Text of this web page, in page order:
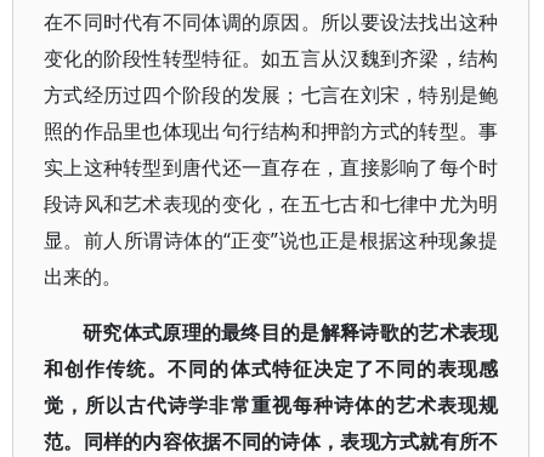
在不同时代有不同体调的原因。所以要设法找出这种
变化的阶段性转型特征。如五言从汉魏到齐梁，结构
方式经历过四个阶段的发展；七言在刘宋，特别是鲍
照的作品里也体现出句行结构和押韵方式的转型。事
实上这种转型到唐代还一直存在，直接影响了每个时
段诗风和艺术表现的变化，在五七古和七律中尤为明
显。前人所谓诗体的“正变”说也正是根据这种现象提
出来的。
研究体式原理的最终目的是解释诗歌的艺术表现
和创作传统。不同的体式特征决定了不同的表现感
觉，所以古代诗学非常重视每种诗体的艺术表现规
范。同样的内容依据不同的诗体，表现方式就有所不